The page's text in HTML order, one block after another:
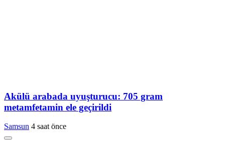
Akülü arabada uyuşturucu: 705 gram
metamfetamin ele geçirildi
Samsun 4 saat önce